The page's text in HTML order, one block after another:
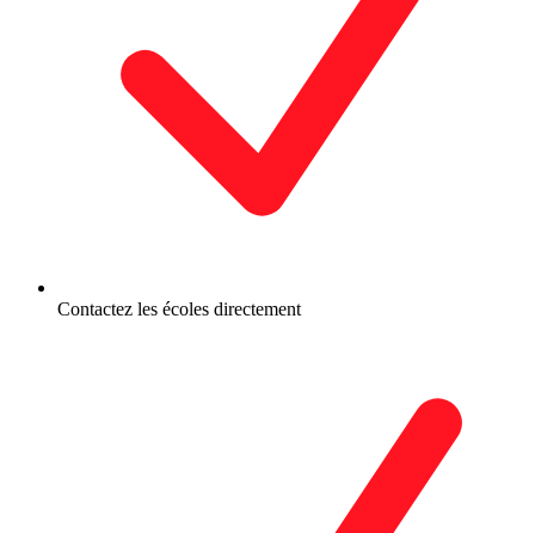
Contactez les écoles directement